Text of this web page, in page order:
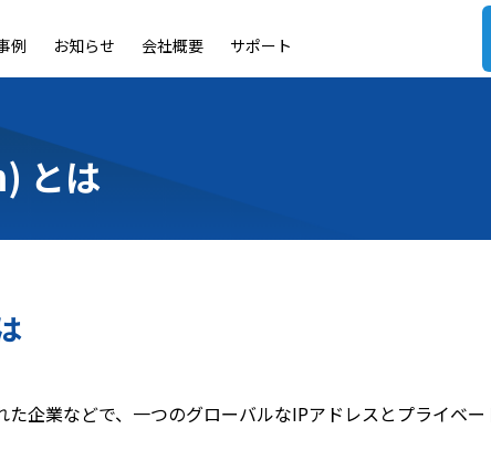
例 お知らせ 会社概要 サポート
とは
企業などで、一つのグローバルなIPアドレスとプライベ